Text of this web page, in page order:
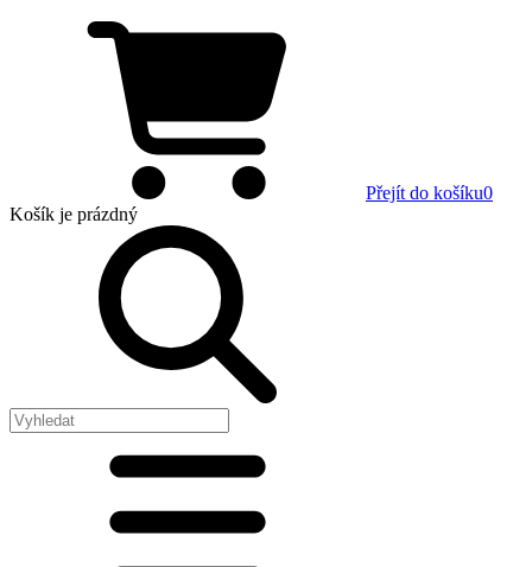
Přejít do košíku0
Košík je prázdný